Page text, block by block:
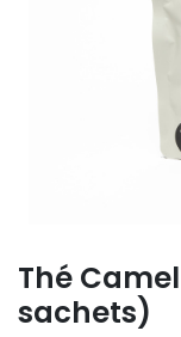
Thé
sachets)